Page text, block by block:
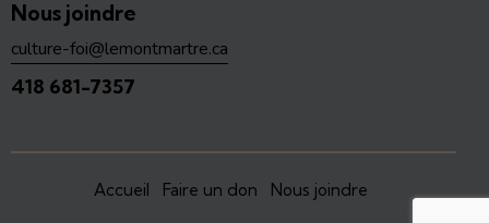
Nous joindre
culture-foi@lemontmartre.ca
418 681-7357
Accueil Faire un don Nous joindre